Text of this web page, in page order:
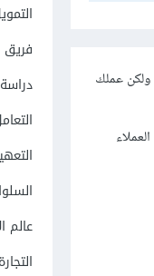
ولكن عملك
فريق
عالم